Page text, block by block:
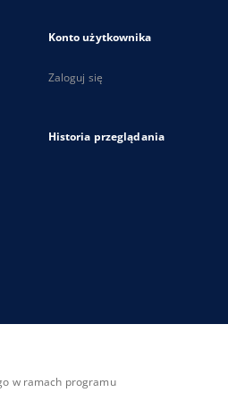
Konto użytkownika
Zaloguj się
Historia przeglądania
w ramach programu